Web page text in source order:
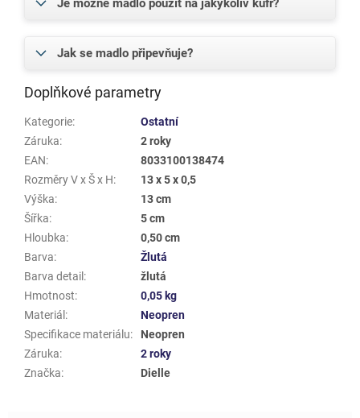
Je možné madlo použít na jakýkoliv kufr?
Jak se madlo připevňuje?
Doplňkové parametry
Kategorie:
Ostatní
Záruka:
2 roky
EAN:
8033100138474
Rozměry V x Š x H:
13 x 5 x 0,5
Výška:
13 cm
Šířka:
5 cm
Hloubka:
0,50 cm
Barva:
Žlutá
Barva detail :
žlutá
Hmotnost:
0,05 kg
Materiál :
Neopren
Specifikace materiálu:
Neopren
Záruka:
2 roky
Značka: Dielle